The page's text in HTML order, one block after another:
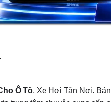
đời. Liên hệ ngay
Cách Nhiệt